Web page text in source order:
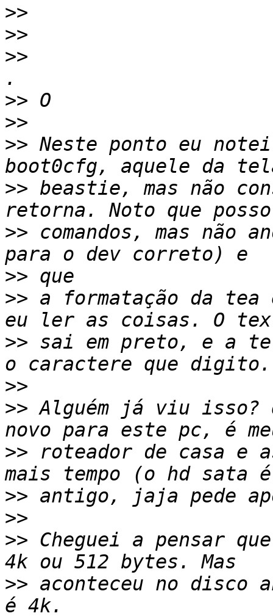
>>
>>
>>
>>
>>
>> Neste ponto eu
>> beastie, mas não
>> comandos, mas não
>>
>> a formatação da
>> sai em preto, e a
>>
>> Alguém já viu isso?
>> roteador de casa e
>>
>>
>> Cheguei a pensar
>> aconteceu no disco